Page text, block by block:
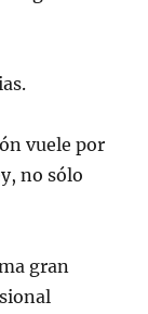
vuele por
no sólo
gran